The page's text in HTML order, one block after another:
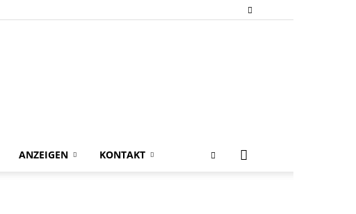
ANZEIGEN KONTAKT